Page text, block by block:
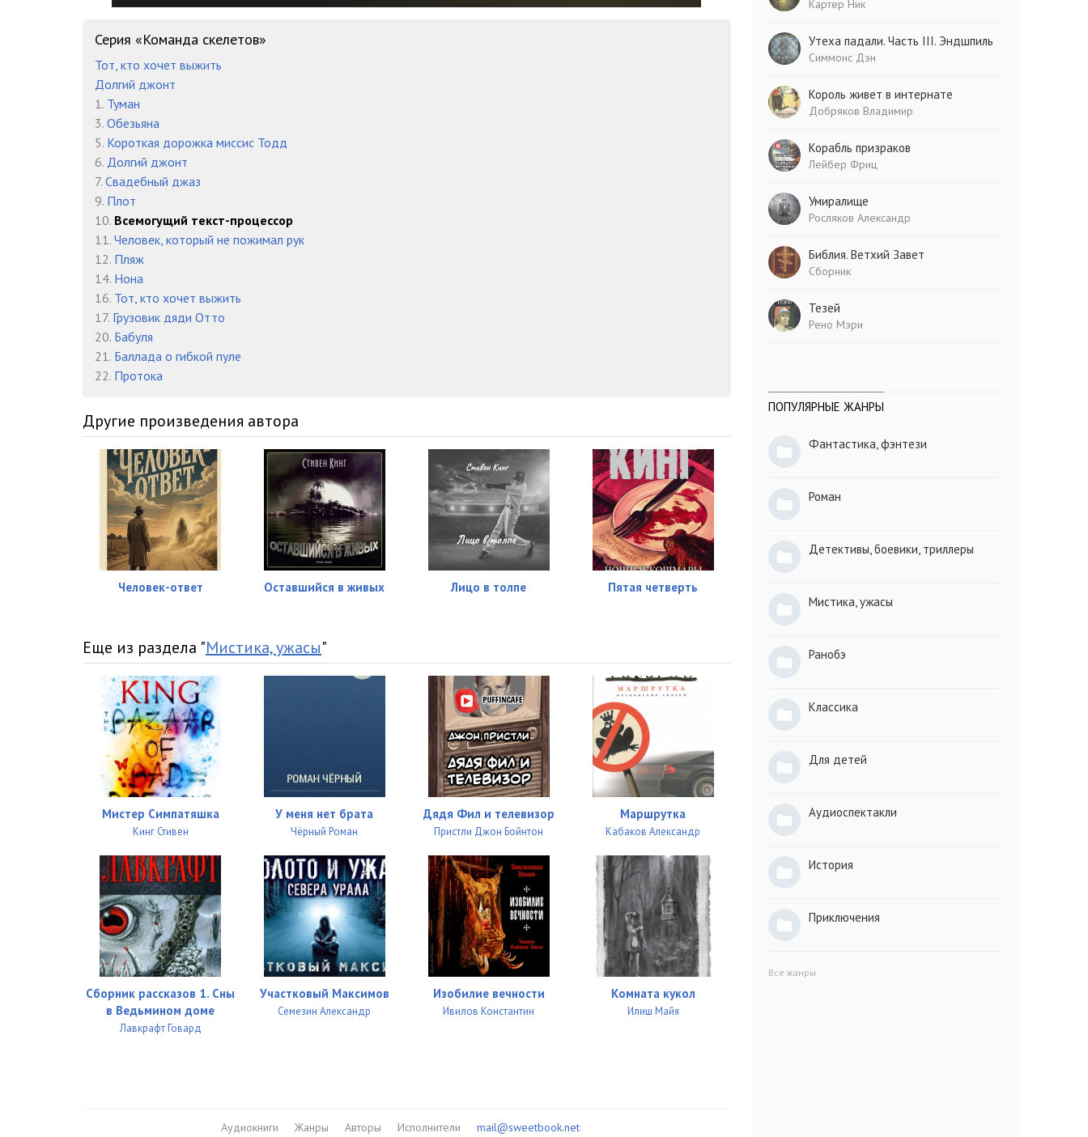
Серия «Команда скелетов»
Тот, кто хочет выжить
Долгий джонт
1. Туман
3. Обезьяна
5. Короткая дорожка миссис Тодд
6. Долгий джонт
7. Свадебный джаз
9. Плот
10. Всемогущий текст-процессор
11. Человек, который не пожимал рук
12. Пляж
14. Нона
16. Тот, кто хочет выжить
17. Грузовик дяди Отто
20. Бабуля
21. Баллада о гибкой пуле
22. Протока
Другие произведения автора
Человек-ответ Оставшийся в живых Лицо в толпе Пятая четверть
Еще из раздела "Мистика, ужасы"
Мистер Симпатяшка
Кинг Стивен
У меня нет брата
Чёрный Роман
Дядя Фил и телевизор
Пристли Джон Бойнтон
Маршрутка
Кабаков Александр
Сборник рассказов 1. Сны
в Ведьмином доме
Лавкрафт Говард
Участковый Максимов
Семезин Александр
Изобилие вечности
Ивилов Константин
Комната кукол
Илиш Майя
Аудиокниги Жанры Авторы Исполнители mail@sweetbook.net
Картер Ник
Утеха падали. Часть III. Эндшпиль
Симмонс Дэн
Король живет в интернате
Добряков Владимир
Корабль призраков
Лейбер Фриц
Умиралище
Росляков Александр
Библия. Ветхий Завет
Сборник
Тезей
Рено Мэри
ПОПУЛЯРНЫЕ ЖАНРЫ
Фантастика, фэнтези
Роман
Детективы, боевики, триллеры
Мистика, ужасы
Ранобэ
Классика
Для детей
Аудиоспектакли
История
Приключения
Все жанры